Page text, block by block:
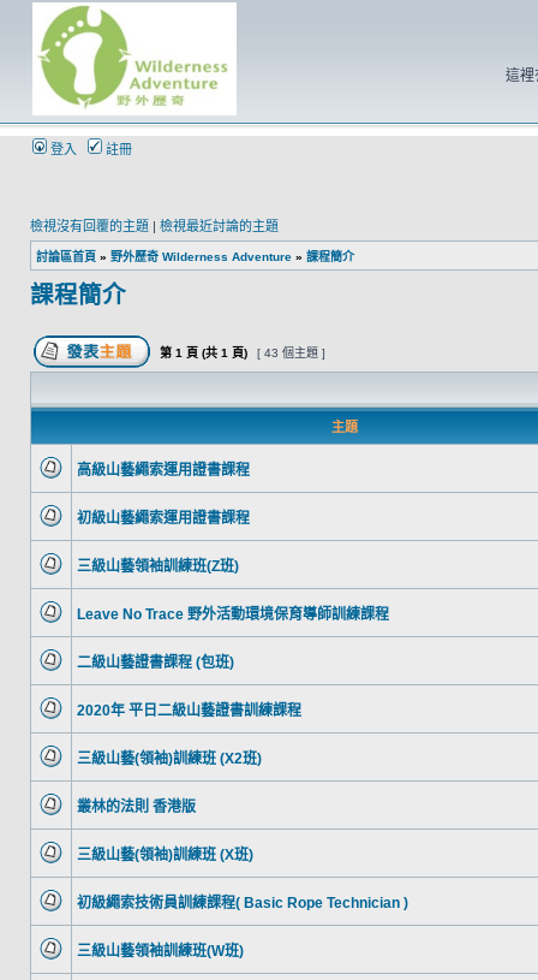
這裡
登入 註冊
檢視沒有回覆的主題 | 檢視最近討論的主題
討論區首頁 » 野外歷奇 Wilderness Adventure » 課程簡介
課程簡介
第 1 頁 (共 1 頁) [ 43 個主題 ]
主題
高級山藝繩索運用證書課程
初級山藝繩索運用證書課程
三級山藝領袖訓練班(Z班)
Leave No Trace 野外活動環境保育導師訓練課程
二級山藝證書課程 (包班)
2020年 平日二級山藝證書訓練課程
三級山藝(領袖)訓練班 (X2班)
叢林的法則 香港版
三級山藝(領袖)訓練班 (X班)
初級繩索技術員訓練課程( Basic Rope Technician )
三級山藝領袖訓練班(W班)